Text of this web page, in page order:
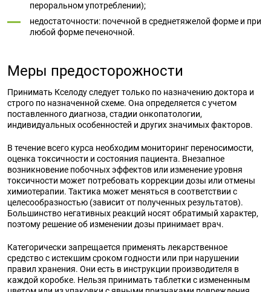
пероральном употреблении);
недостаточности: почечной в среднетяжелой форме и при
любой форме печеночной.
Меры предосторожности
Принимать Кселоду следует только по назначению доктора и
строго по назначенной схеме. Она определяется с учетом
поставленного диагноза, стадии онкопатологии,
индивидуальных особенностей и других значимых факторов.
В течение всего курса необходим мониторинг переносимости,
оценка токсичности и состояния пациента. Внезапное
возникновение побочных эффектов или изменение уровня
токсичности может потребовать коррекции дозы или отмены
химиотерапии. Тактика может меняться в соответствии с
целесообразностью (зависит от полученных результатов).
Большинство негативных реакций носят обратимый характер,
поэтому решение об изменении дозы принимает врач.
Категорически запрещается применять лекарственное
средство с истекшим сроком годности или при нарушении
правил хранения. Они есть в инструкции производителя в
каждой коробке. Нельзя принимать таблетки с измененным